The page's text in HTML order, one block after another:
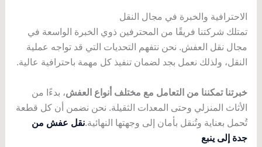
الاحترافية والخبرة في مجال النقل
تمتلك شركتنا فريقًا من المحترفين ذوي الخبرة الواسعة في
مجال نقل العفش. نحن نتفهم التحديات التي قد تواجه عملية
النقل، ولذلك نعمل بجد لضمان تنفيذ كل مهمة باحترافية عالية.
خبرتنا تمكننا من التعامل مع مختلف أنواع العفش، بدءًا من
الأثاث المنزلي وحتى المعدات الثقيلة. نحن نضمن أن كل قطعة
تُحمل بعناية وتُنقل بأمان إلى وجهتها النهائية.نقل عفش من
جدة إلى ينبع